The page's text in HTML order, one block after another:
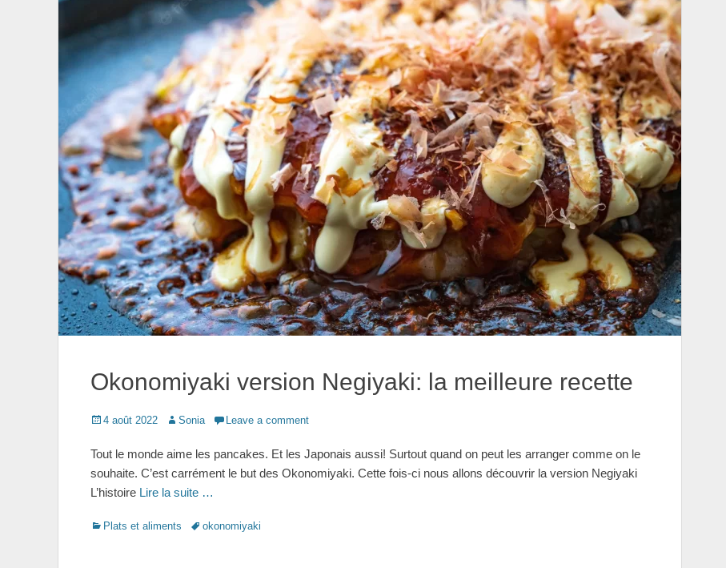
Okonomiyaki version Negiyaki: la meilleure recette
Posted
4 août 2022 Author
Sonia Leave a comment
Tout le monde aime les pancakes. Et les Japonais aussi! Surtout quand on peut les arranger comme on le
souhaite. C’est carrément le but des Okonomiyaki. Cette fois-ci nous allons découvrir la version Negiyaki
L’histoire Lire la suite …
Categories
Plats et aliments Tagsokonomiyaki